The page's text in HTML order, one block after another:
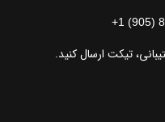
+1 (905)
تیکت ارسال کنید.